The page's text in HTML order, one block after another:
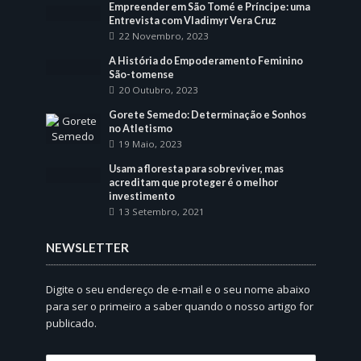
Empreender em São Tomé e Príncipe: uma
Entrevista com Vladimyr Vera Cruz
22 Novembro, 2023
A História do Empoderamento Feminino
São-tomense
20 Outubro, 2023
Gorete Semedo: Determinação e Sonhos
no Atletismo
19 Maio, 2023
Usam a floresta para sobreviver, mas
acreditam que proteger é o melhor
investimento
13 Setembro, 2021
NEWSLETTER
Digite o seu endereço de e-mail e o seu nome abaixo
para ser o primeiro a saber quando o nosso artigo for
publicado.